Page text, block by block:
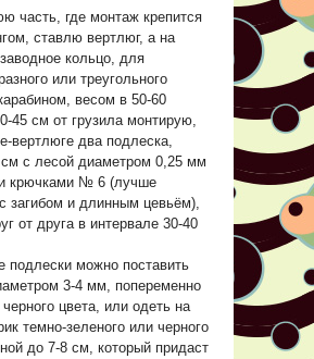
часть, где монтаж крепится
ставлю вертлюг, а на
кольцо, для
или треугольного
весом в 50-60
45 см от грузила монтирую,
вертлюге два подлеска,
с лесой диаметром 0,25 мм
крючками № 6 (лучше
загибом и длинным цевьём),
от друга в интервале 30-40
подлески можно поставить
3-4 мм, попеременно
черного цвета, или одеть на
темно-зеленого или черного
до 7-8 см, который придаст